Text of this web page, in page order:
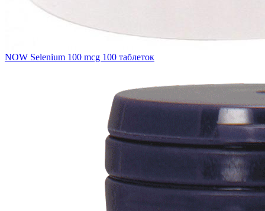
NOW Selenium 100 mcg 100 таблеток